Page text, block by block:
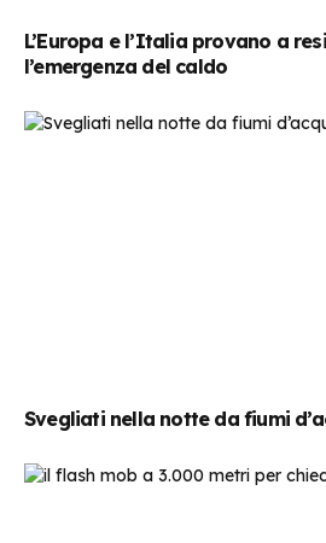
L’Europa e l’Italia provano a
l’emergenza del caldo
Svegliati nella notte da fiumi